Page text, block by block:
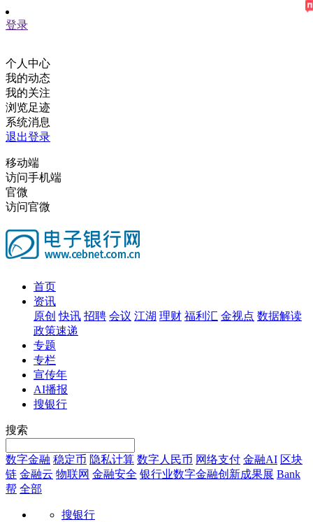
登录
个人中心
我的动态
我的关注
浏览足迹
系统消息
退出登录
移动端
访问手机端
官微
访问官微
首页
资讯
原创 快讯 招聘 会议 江湖 理财 福利汇 金视点 数据解读
政策速递
专题
专栏
宣传年
AI播报
搜银行
搜索
数字金融 稳定币 隐私计算 数字人民币 网络支付 金融AI 区块
链 金融云 物联网 金融安全 银行业数字金融创新成果展 Bank
帮 全部
搜银行